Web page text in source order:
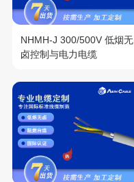
NHMH-J 300/500V 低烟无
卤控制与电力电缆